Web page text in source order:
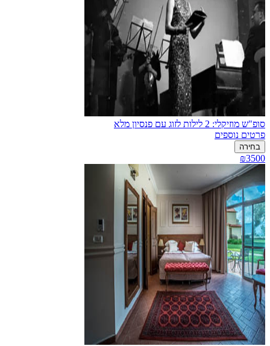
סופ"ש מוזיקלי: 2 לילות לזוג עם פנסיון מלא
פרטים נוספים
בחירה
₪3500